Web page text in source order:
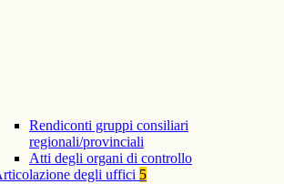
Rendiconti gruppi consiliari
regionali/provinciali
Atti degli organi di controllo
degli uffici 5